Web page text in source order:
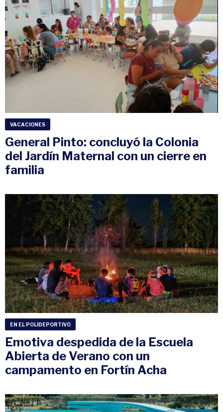
VACACIONES
General Pinto: concluyó la Colonia
del Jardín Maternal con un cierre en
familia
EN EL POLIDEPORTIVO
Emotiva despedida de la Escuela
Abierta de Verano con un
campamento en Fortín Acha